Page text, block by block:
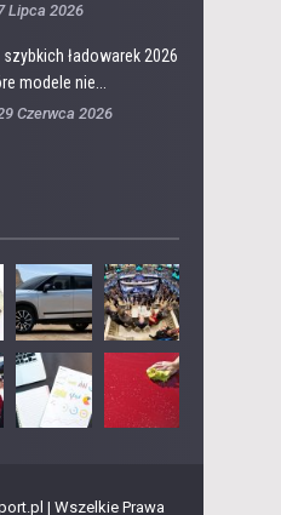
Lipca 2026
szybkich ładowarek 2026
modele nie...
Czerwca 2026
| Wszelkie Prawa